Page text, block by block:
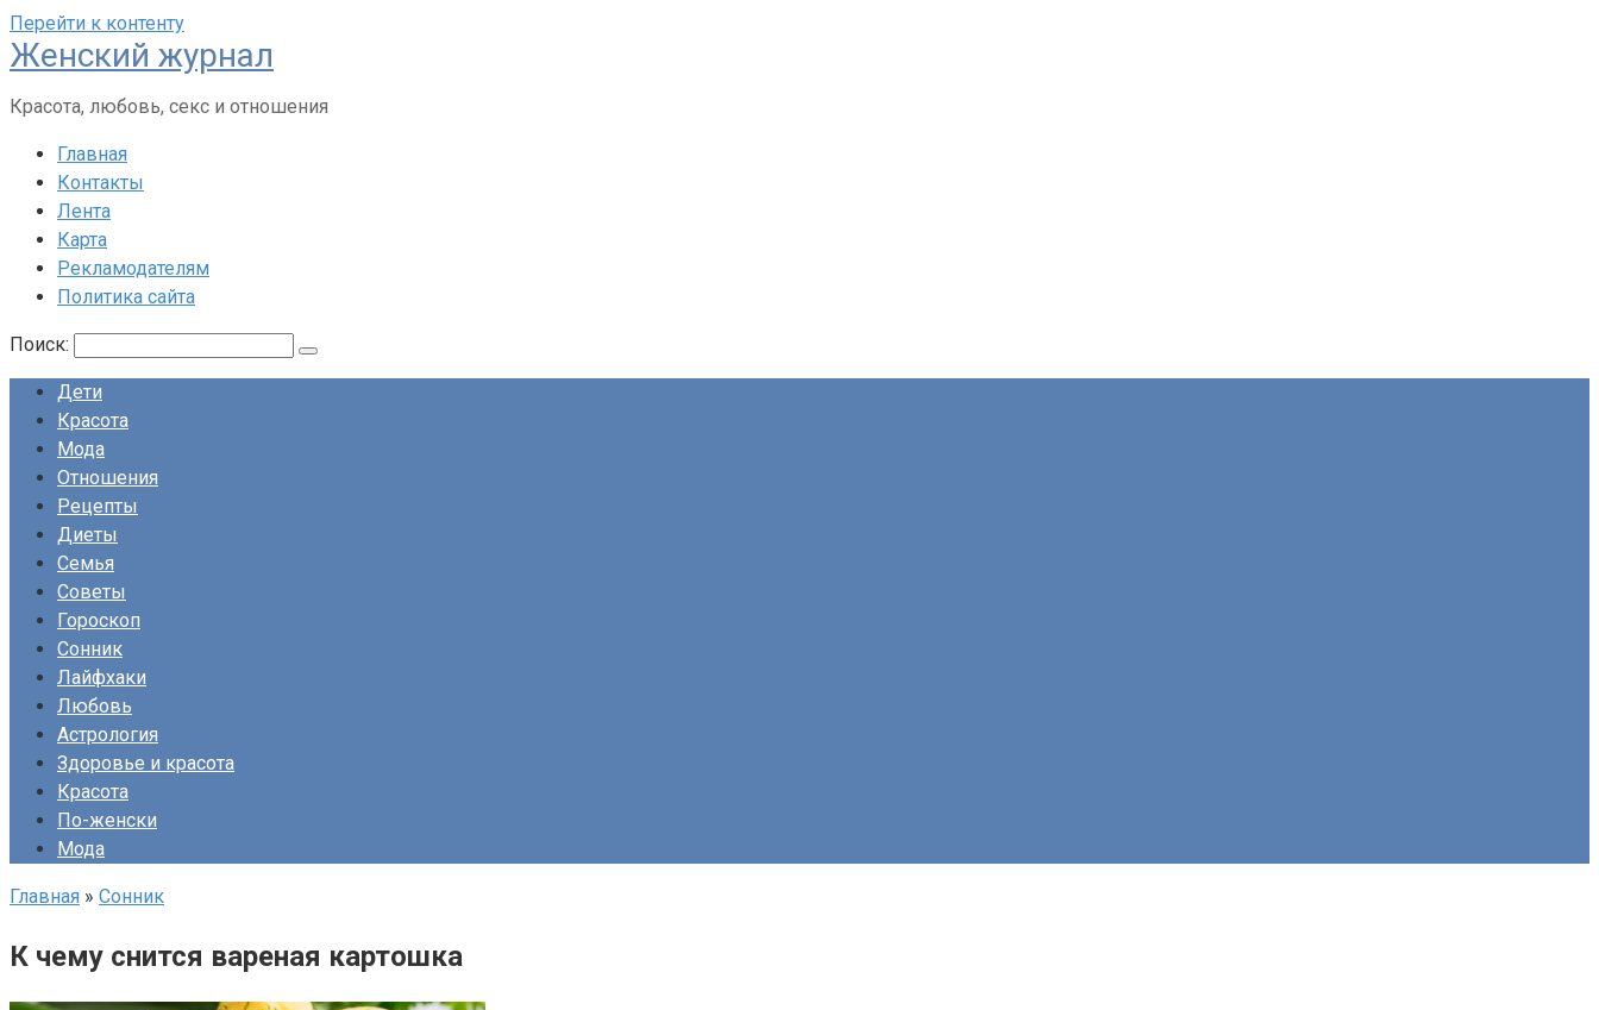
Перейти к контенту
Женский журнал
Красота, любовь, секс и отношения
Главная
Контакты
Лента
Карта
Рекламодателям
Политика сайта
Поиск:
Дети
Красота
Мода
Отношения
Рецепты
Диеты
Семья
Советы
Гороскоп
Сонник
Лайфхаки
Любовь
Астрология
Здоровье и красота
Красота
По-женски
Мода
Главная » Сонник
К чему снится вареная картошка